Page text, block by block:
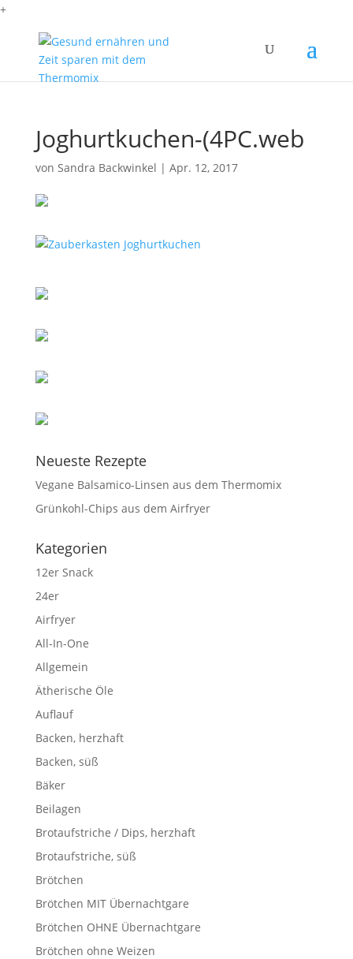
+
Joghurtkuchen-(4PC.web
von Sandra Backwinkel | Apr. 12, 2017
Neueste Rezepte
Vegane Balsamico-Linsen aus dem Thermomix
Grünkohl-Chips aus dem Airfryer
Kategorien
12er Snack
24er
Airfryer
All-In-One
Allgemein
Ätherische Öle
Auflauf
Backen, herzhaft
Backen, süß
Bäker
Beilagen
Brotaufstriche / Dips, herzhaft
Brotaufstriche, süß
Brötchen
Brötchen MIT Übernachtgare
Brötchen OHNE Übernachtgare
Brötchen ohne Weizen